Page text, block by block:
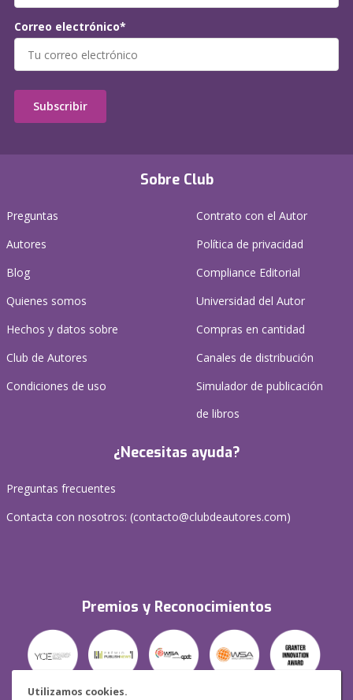
Utilizamos cookies.
Sobre Club
Preguntas
Autores
Blog
Quienes somos
Hechos y datos sobre
Club de Autores
Condiciones de uso
Contrato con el Autor
Política de privacidad
Compliance Editorial
Universidad del Autor
Compras en cantidad
Canales de distribución
Simulador de publicación
de libros
¿Necesitas ayuda?
Preguntas frecuentes
Contacta con nosotros: (contacto@clubdeautores.com)
Premios y Reconocimientos
Correo electrónico*
Subscribir